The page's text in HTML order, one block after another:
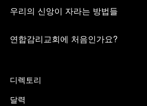
우리의 신앙이 자라는 방법들
연합감리교회에 처음인가요?
디렉토리
달력